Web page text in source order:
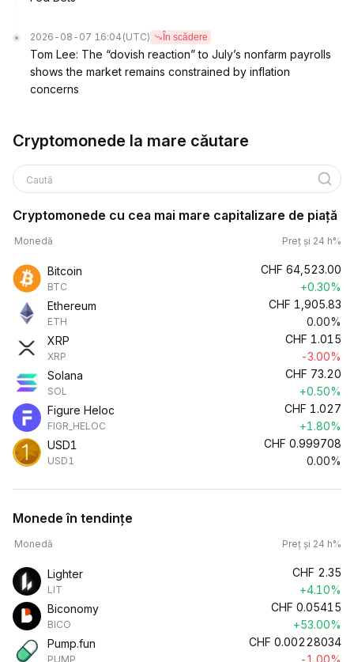
2026-08-07 16:04 (UTC) În scădere
Tom Lee: The “dovish reaction” to July’s nonfarm payrolls
shows the market remains constrained by inflation
concerns
Cryptomonede la mare căutare
Caută
Cryptomonede cu cea mai mare capitalizare de piață
Monedă Preț și 24 h%
Bitcoin
BTC
CHF 64,523.00
+0.30%
Ethereum
ETH
CHF 1,905.83
0.00%
XRP
XRP
CHF 1.015
-3.00%
Solana
SOL
CHF 73.20
+0.50%
Figure Heloc
FIGR_HELOC
CHF 1.027
+1.80%
USD1
USD1
CHF 0.999708
0.00%
Monede în tendințe
Monedă Preț și 24 h%
Lighter
LIT
CHF 2.35
+4.10%
Biconomy
BICO
CHF 0.05415
+53.00%
Pump.fun
PUMP
CHF 0.00228034
-1.00%